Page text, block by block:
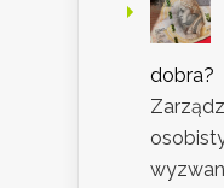
dobra?